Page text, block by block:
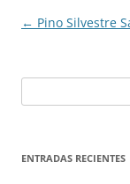
Navegación
← Pino Silvestre
ENTRADAS RECIENTES